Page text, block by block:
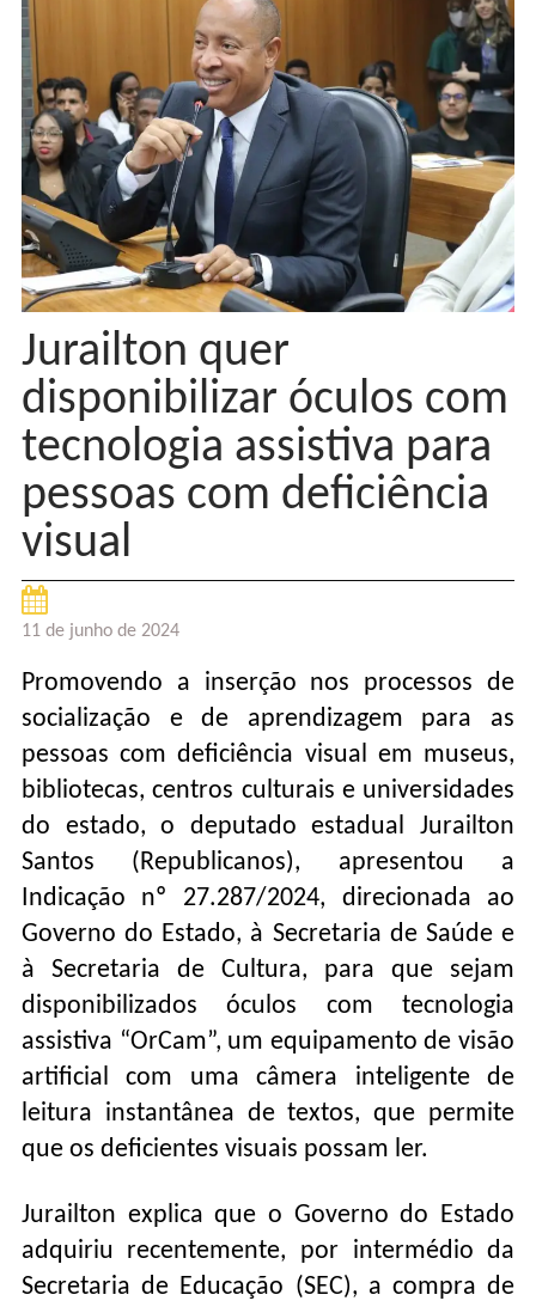
Jurailton quer
disponibilizar óculos com
tecnologia assistiva para
pessoas com deficiência
visual
11 de junho de 2024
Promovendo a inserção nos processos de
socialização e de aprendizagem para as
pessoas com deficiência visual em museus,
bibliotecas, centros culturais e universidades
do estado, o deputado estadual Jurailton
Santos (Republicanos), apresentou a
Indicação nº 27.287/2024, direcionada ao
Governo do Estado, à Secretaria de Saúde e
à Secretaria de Cultura, para que sejam
disponibilizados óculos com tecnologia
assistiva “OrCam”, um equipamento de visão
artificial com uma câmera inteligente de
leitura instantânea de textos, que permite
que os deficientes visuais possam ler.
Jurailton explica que o Governo do Estado
adquiriu recentemente, por intermédio da
Secretaria de Educação (SEC), a compra de